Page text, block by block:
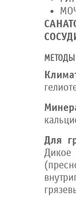
Для